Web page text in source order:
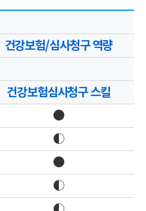
건강보험/심사청구 역량
건강보험심사청구 스킬
●
◐
●
◐